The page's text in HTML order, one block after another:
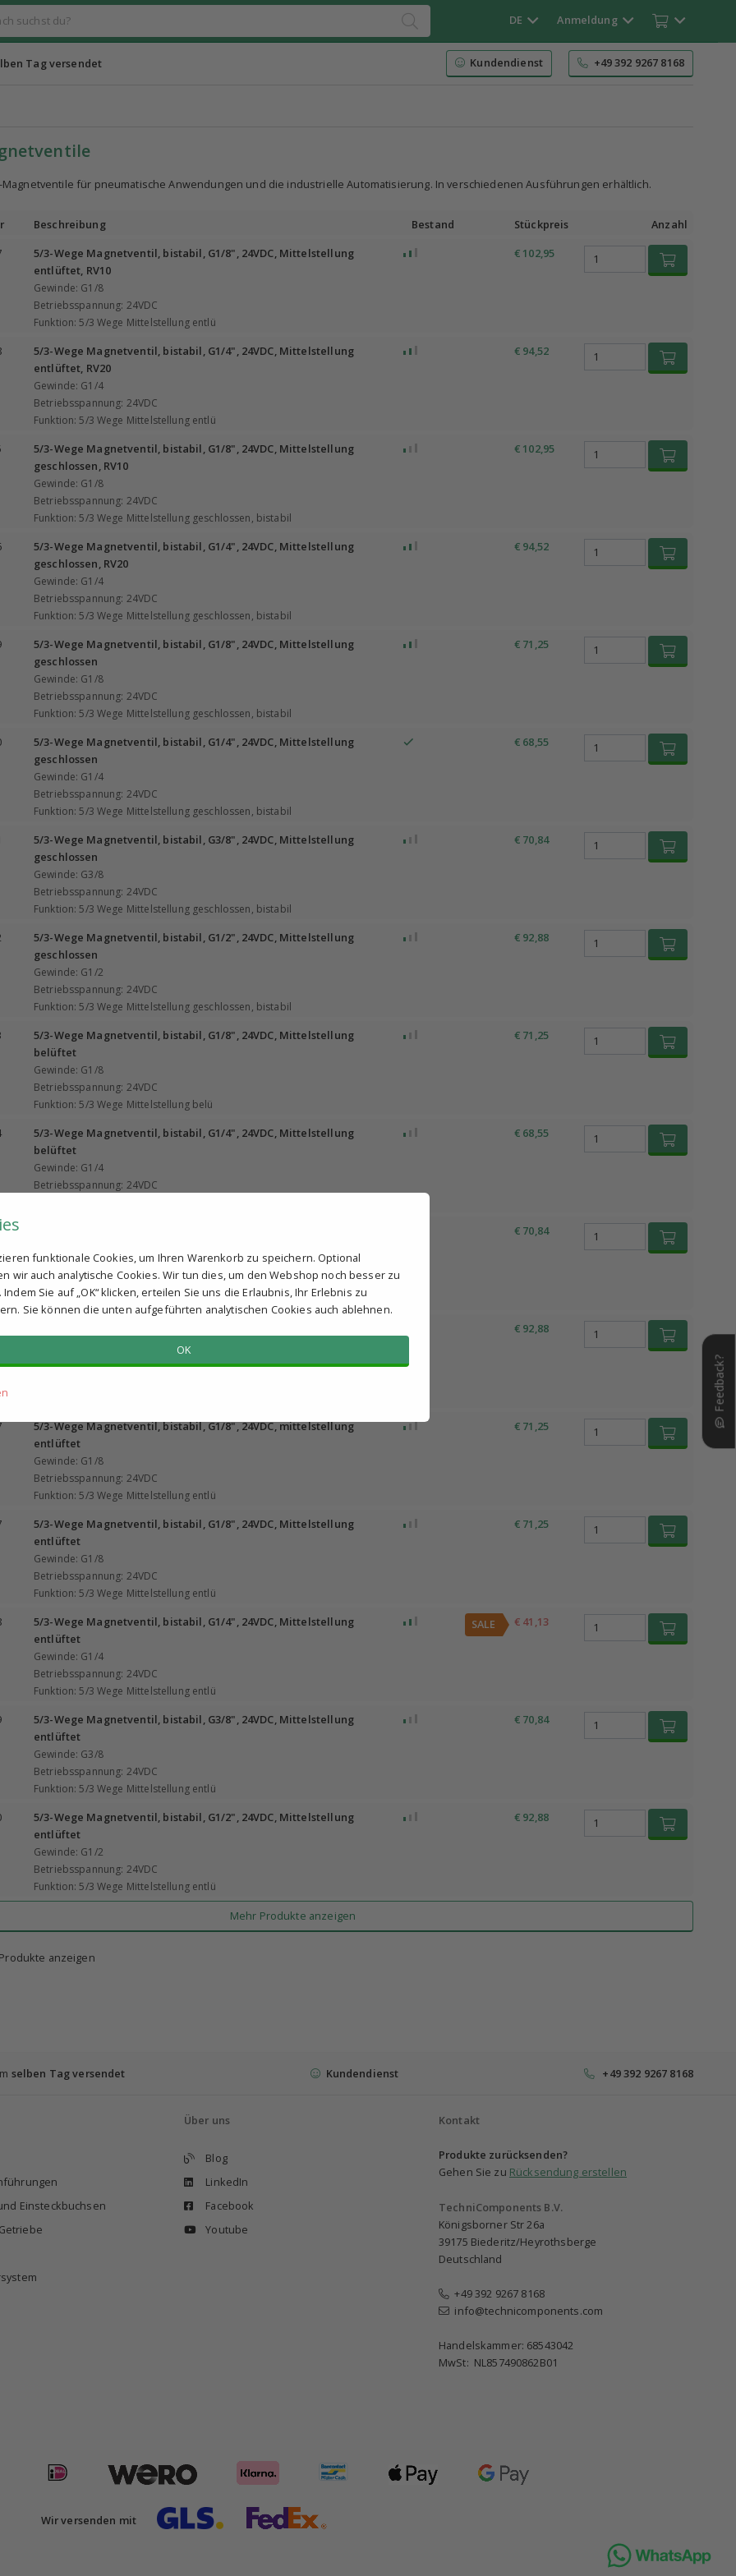
DE Anmeldung
Tag versendet Kundendienst +49 392 9267 8168
Magnetventile für pneumatische Anwendungen und die industrielle Automatisierung. In verschiedenen Ausführungen erhältlich.
Beschreibung Bestand Stückpreis
Anzahl
5/3-Wege Magnetventil, bistabil, G1/8", 24VDC, Mittelstellung
entlüftet, RV10
Gewinde: G1/8
Betriebsspannung: 24VDC
Funktion: 5/3 Wege Mittelstellung entlü
€ 102,95
5/3-Wege Magnetventil, bistabil, G1/4", 24VDC, Mittelstellung
entlüftet, RV20
Gewinde: G1/4
Betriebsspannung: 24VDC
Funktion: 5/3 Wege Mittelstellung entlü
€ 94,52
5/3-Wege Magnetventil, bistabil, G1/8", 24VDC, Mittelstellung
geschlossen, RV10
Gewinde: G1/8
Betriebsspannung: 24VDC
Funktion: 5/3 Wege Mittelstellung geschlossen, bistabil
€ 102,95
5/3-Wege Magnetventil, bistabil, G1/4", 24VDC, Mittelstellung
geschlossen, RV20
Gewinde: G1/4
Betriebsspannung: 24VDC
Funktion: 5/3 Wege Mittelstellung geschlossen, bistabil
€ 94,52
5/3-Wege Magnetventil, bistabil, G1/8", 24VDC, Mittelstellung
geschlossen
Gewinde: G1/8
Betriebsspannung: 24VDC
Funktion: 5/3 Wege Mittelstellung geschlossen, bistabil
€ 71,25
5/3-Wege Magnetventil, bistabil, G1/4", 24VDC, Mittelstellung
geschlossen
Gewinde: G1/4
Betriebsspannung: 24VDC
Funktion: 5/3 Wege Mittelstellung geschlossen, bistabil
€ 68,55
5/3-Wege Magnetventil, bistabil, G3/8", 24VDC, Mittelstellung
geschlossen
Gewinde: G3/8
Betriebsspannung: 24VDC
Funktion: 5/3 Wege Mittelstellung geschlossen, bistabil
€ 70,84
5/3-Wege Magnetventil, bistabil, G1/2", 24VDC, Mittelstellung
geschlossen
Gewinde: G1/2
Betriebsspannung: 24VDC
Funktion: 5/3 Wege Mittelstellung geschlossen, bistabil
€ 92,88
5/3-Wege Magnetventil, bistabil, G1/8", 24VDC, Mittelstellung
belüftet
Gewinde: G1/8
Betriebsspannung: 24VDC
Funktion: 5/3 Wege Mittelstellung belü
€ 71,25
5/3-Wege Magnetventil, bistabil, G1/4", 24VDC, Mittelstellung
belüftet
Gewinde: G1/4
Betriebsspannung: 24VDC
€ 68,55
Gewinde: G3/8
Betriebsspannung: 24VDC
Funktion: 5/3 Wege Mittelstellung belü
€ 70,84
Gewinde: G1/2
€ 92,88
5/3-Wege Magnetventil, bistabil, G1/8", 24VDC, mittelstellung
entlüftet
Gewinde: G1/8
Betriebsspannung: 24VDC
Funktion: 5/3 Wege Mittelstellung entlü
€ 71,25
5/3-Wege Magnetventil, bistabil, G1/8", 24VDC, Mittelstellung
entlüftet
Gewinde: G1/8
Betriebsspannung: 24VDC
Funktion: 5/3 Wege Mittelstellung entlü
€ 71,25
5/3-Wege Magnetventil, bistabil, G1/4", 24VDC, Mittelstellung
entlüftet
Gewinde: G1/4
Betriebsspannung: 24VDC
Funktion: 5/3 Wege Mittelstellung entlü
SALE € 41,13
5/3-Wege Magnetventil, bistabil, G3/8", 24VDC, Mittelstellung
entlüftet
Gewinde: G3/8
Betriebsspannung: 24VDC
Funktion: 5/3 Wege Mittelstellung entlü
€ 70,84
5/3-Wege Magnetventil, bistabil, G1/2", 24VDC, Mittelstellung
entlüftet
Gewinde: G1/2
Betriebsspannung: 24VDC
Funktion: 5/3 Wege Mittelstellung entlü
€ 92,88
Mehr Produkte anzeigen
anzeigen
selben Tag versendet Kundendienst +49 392 9267 8168
Einsteckbuchsen
Über uns
Blog
LinkedIn
Facebook
Youtube
Kontakt
Produkte zurücksenden?
Gehen Sie zu Rücksendung erstellen
TechniComponents B.V.
Königsborner Str 26a
39175 Biederitz/Heyrothsberge
Deutschland
+49 392 9267 8168
info@technicomponents.com
Handelskammer: 68543042
MwSt: NL857490862B01
Wir versenden mit
funktionale Cookies, um Ihren Warenkorb zu speichern. Optional
wir auch analytische Cookies. Wir tun dies, um den Webshop noch besser zu
Indem Sie auf „OK“ klicken, erteilen Sie uns die Erlaubnis, Ihr Erlebnis zu
Sie können die unten aufgeführten analytischen Cookies auch ablehnen.
OK
Feedback?